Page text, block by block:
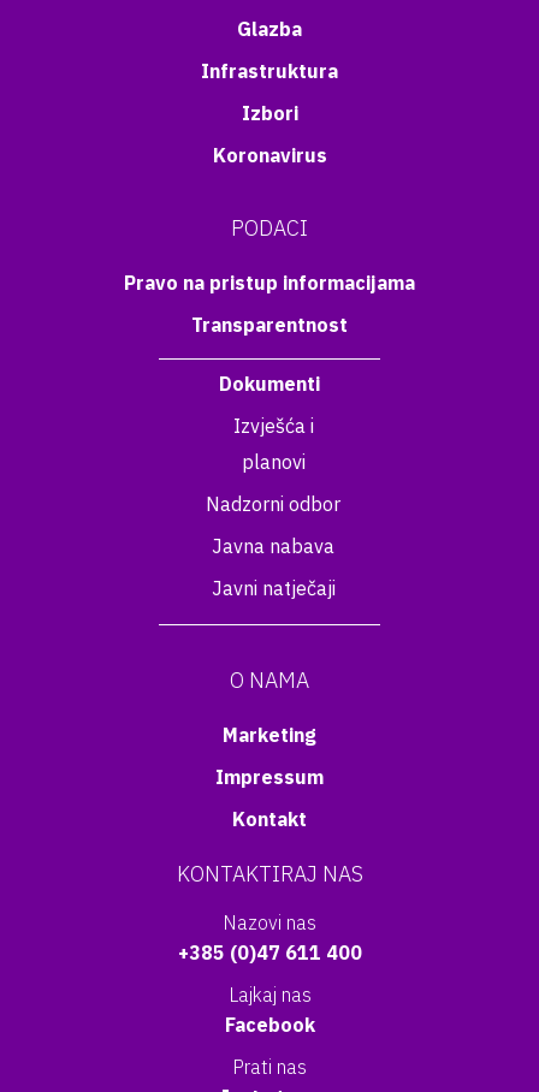
Glazba
Infrastruktura
Izbori
Koronavirus
PODACI
Pravo na pristup informacijama
Transparentnost
Dokumenti
Izvješća i
planovi
Nadzorni odbor
Javna nabava
Javni natječaji
O NAMA
Marketing
Impressum
Kontakt
KONTAKTIRAJ NAS
Nazovi nas
+385 (0)47 611 400
Lajkaj nas
Facebook
Prati nas